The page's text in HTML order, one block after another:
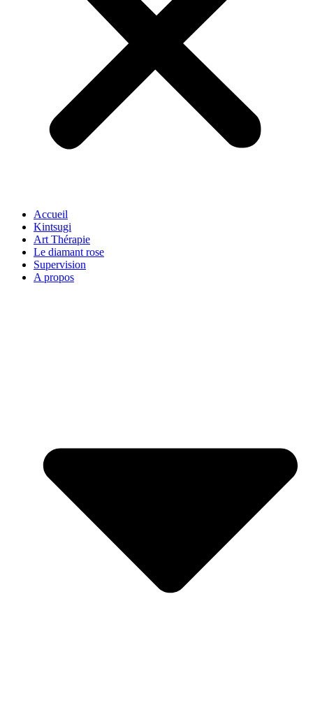
Accueil
Kintsugi
Art Thérapie
Le diamant rose
Supervision
A propos